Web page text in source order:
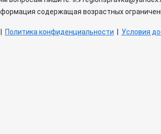
содержащая возрастных
Политика конфиденциальности Условия